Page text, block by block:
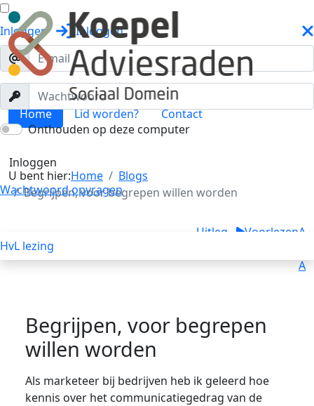
Inloggen Inloggen
Onthouden op deze computer
Inloggen
Wachtwoord opvragen
HvL lezing
Home Lid worden? Contact
U bent hier:Home
Blogs
Begrijpen, voor begrepen willen worden
Uitleg VoorlezenA
A
Begrijpen, voor begrepen
willen worden
Als marketeer bij bedrijven heb ik geleerd hoe
kennis over het communicatiegedrag van de